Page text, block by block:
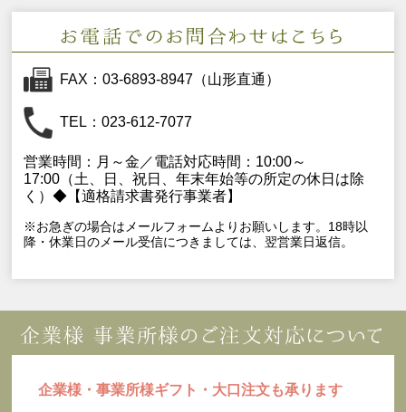
FAX：03-6893-8947（山形直通）
TEL：023-612-7077
営業時間：月～金／電話対応時間：10:00～
17:00（土、日、祝日、年末年始等の所定の休日は除
く）◆【適格請求書発行事業者】
※お急ぎの場合はメールフォームよりお願いします。18時以
降・休業日のメール受信につきましては、翌営業日返信。
企業様・事業所様ギフト・大口注文も承ります